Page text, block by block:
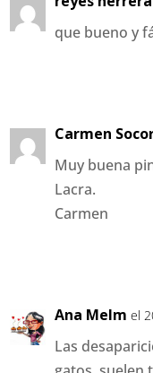
que bueno y
Carmen
Muy buena
Lacra.
Carmen
Ana Melm el
Las